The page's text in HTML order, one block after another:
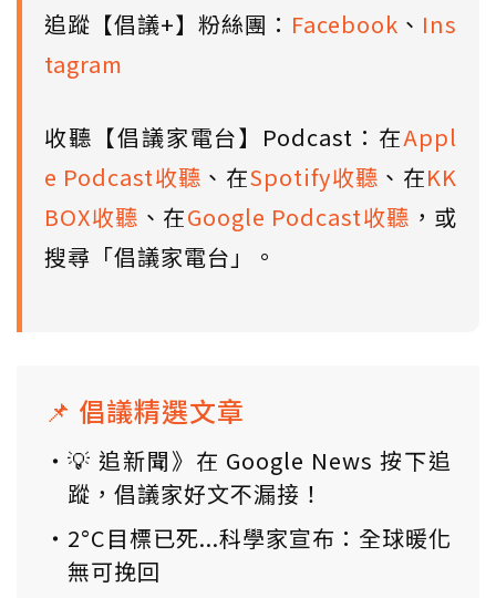
追蹤【倡議+】粉絲團： Facebook 、 Ins
tagram
收聽【倡議家電台】Podcast：在Appl
e Podcast收聽 、在Spotify收聽 、在KK
BOX收聽 、在Google Podcast收聽 ，或
搜尋「倡議家電台」。
📌 倡議精選文章
💡 追新聞》在 Google News 按下追
蹤，倡議家好文不漏接！
2°C目標已死...科學家宣布：全球暖化
無可挽回